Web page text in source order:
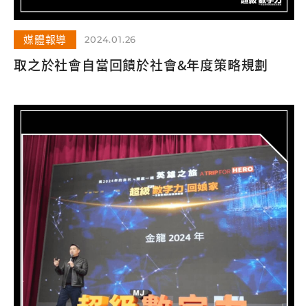
媒體報導 2024.01.26
取之於社會自當回饋於社會&年度策略規劃